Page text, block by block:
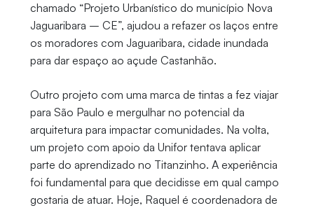
chamado “Projeto Urbanístico do município Nova
Jaguaribara – CE”, ajudou a refazer os laços entre
os moradores com Jaguaribara, cidade inundada
para dar espaço ao açude Castanhão.
Outro projeto com uma marca de tintas a fez viajar
para São Paulo e mergulhar no potencial da
arquitetura para impactar comunidades. Na volta,
um projeto com apoio da Unifor tentava aplicar
parte do aprendizado no Titanzinho. A experiência
foi fundamental para que decidisse em qual campo
gostaria de atuar. Hoje, Raquel é coordenadora de